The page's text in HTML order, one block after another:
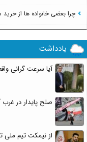
چرا بعضی خانواده ها از
یادداشت
آیا سرعت گرانی
صلح پایدار در
از نیمکت تیم